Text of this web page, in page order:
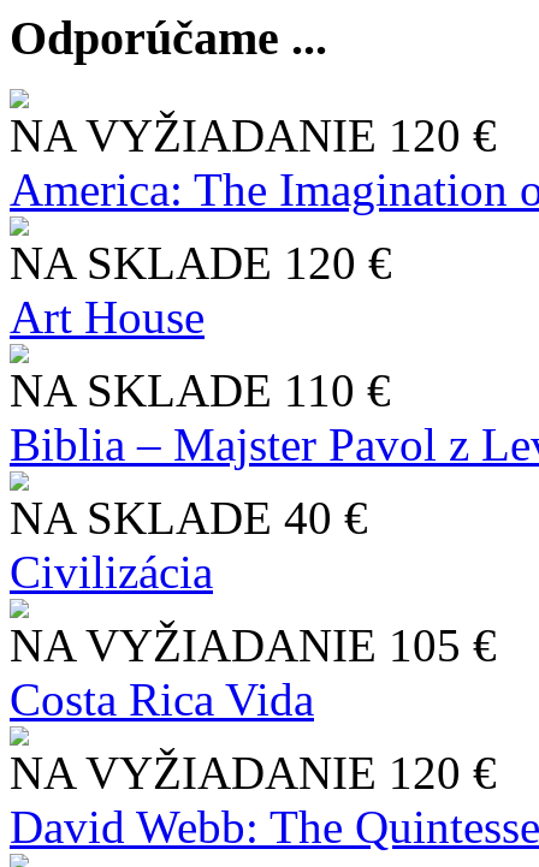
Odporúčame ...
NA VYŽIADANIE 120 €
America: The Imagination
NA SKLADE 120 €
Art House
NA SKLADE 110 €
Biblia – Majster Pavol z
NA SKLADE 40 €
Civilizácia
NA VYŽIADANIE 105 €
Costa Rica Vida
NA VYŽIADANIE 120 €
David Webb: The